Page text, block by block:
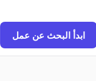
ابدأ البحث عن عمل